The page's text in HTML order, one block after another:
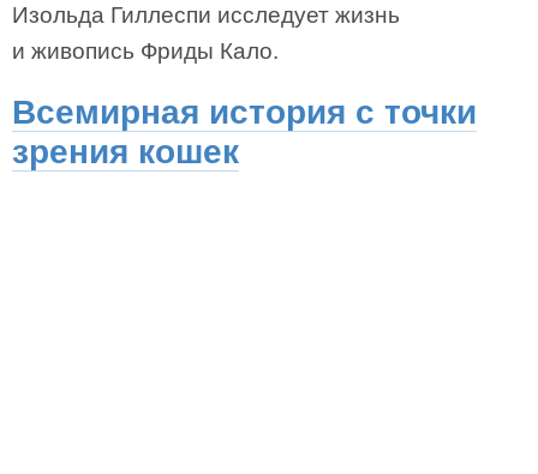
Изольда Гиллеспи исследует жизнь
и живопись Фриды Кало.
Всемирная история с точки
зрения кошек